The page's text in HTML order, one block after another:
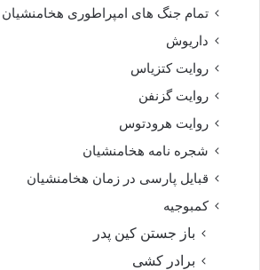
تمام جنگ های امپراطوری هخامنشیان
داریوش
روایت کتزیاس
روایت گزنفن
روایت هرودتوس
شجره نامه هخامنشیان
قبایل پارسی در زمان هخامنشیان
کمبوجیه
باز جستن کین پدر
برادر کشی